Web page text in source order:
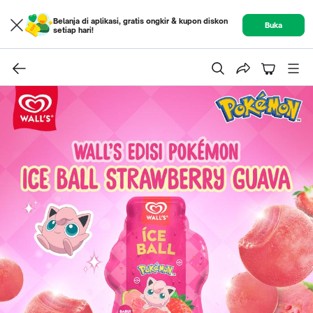
Belanja di aplikasi, gratis ongkir & kupon diskon
setiap hari!
Buka